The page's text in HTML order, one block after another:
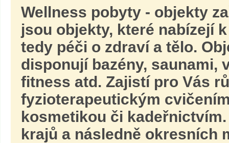
Wellness pobyty - objekty
jsou objekty, které nabízejí
tedy péči o zdraví a tělo.
disponují bazény,
fitness atd. Zajistí pro Vás
fyzioterapeutickým
kosmetikou či
krajů a následně okresních